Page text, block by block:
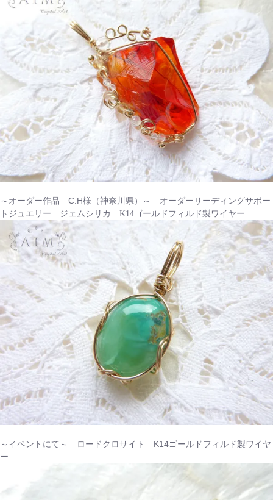
～オーダー作品 C.H様（神奈川県）～ オーダーリーディングサポー
トジュエリー ジェムシリカ K14ゴールドフィルド製ワイヤー
～イベントにて～ ロードクロサイト K14ゴールドフィルド製ワイヤ
ー